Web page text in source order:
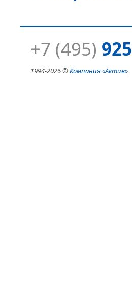
+7 (495)
1994-2026 ©Компания«Актив»